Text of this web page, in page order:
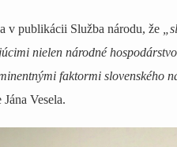
v publikácii Služba národu, že
nielen národné
faktormi slovenského
Vesela.